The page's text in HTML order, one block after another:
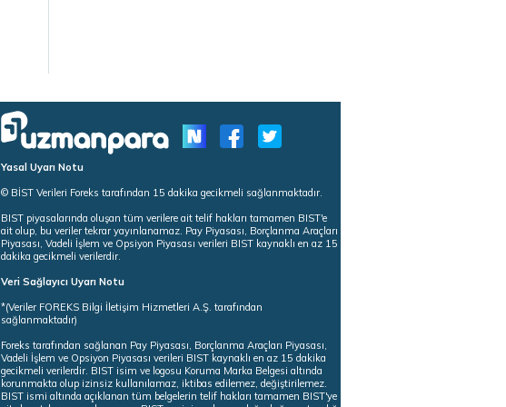
Yasal Uyarı Notu
© BİST Verileri Foreks tarafından 15 dakika gecikmeli sağlanmaktadır.
BIST piyasalarında oluşan tüm verilere ait telif hakları tamamen BIST'e
ait olup, bu veriler tekrar yayınlanamaz. Pay Piyasası, Borçlanma Araçları
Piyasası, Vadeli İşlem ve Opsiyon Piyasası verileri BIST kaynaklı en az 15
dakika gecikmeli verilerdir.
Veri Sağlayıcı Uyarı Notu
*(Veriler FOREKS Bilgi İletişim Hizmetleri A.Ş. tarafından
sağlanmaktadır)
Foreks tarafından sağlanan Pay Piyasası, Borçlanma Araçları Piyasası,
Vadeli İşlem ve Opsiyon Piyasası verileri BIST kaynaklı en az 15 dakika
gecikmeli verilerdir. BIST isim ve logosu Koruma Marka Belgesi altında
korunmakta olup izinsiz kullanılamaz, iktibas edilemez, değiştirilemez.
BIST ismi altında açıklanan tüm belgelerin telif hakları tamamen BIST'ye